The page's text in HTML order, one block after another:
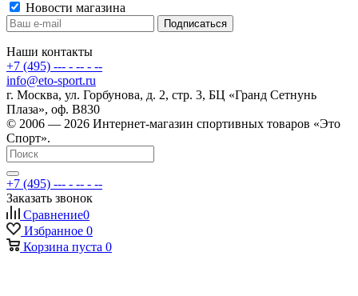
Новости магазина
Наши контакты
+7 (495) --- - -- - --
info@eto-sport.ru
г. Москва, ул. Горбунова, д. 2, стр. 3, БЦ «Гранд Сетнунь
Плаза», оф. В830
© 2006 — 2026 Интернет-магазин спортивных товаров «Это
Спорт».
+7 (495) --- - -- - --
Заказать звонок
Сравнение0
Избранное 0
Корзина пуста 0